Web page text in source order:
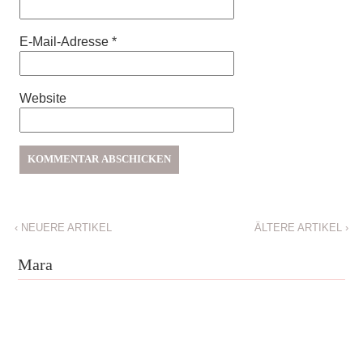
E-Mail-Adresse *
Website
‹NEUERE ARTIKEL ÄLTERE ARTIKEL ›
Mara